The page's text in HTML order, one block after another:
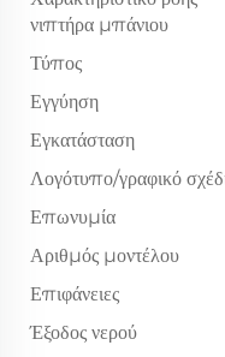
νιπτήρα μπάνιου
Τύπος
Εγγύηση
Εγκατάσταση
Λογότυπο/γραφικό
Επωνυμία
Αριθμός μοντέλου
Επιφάνειες
Έξοδος νερού